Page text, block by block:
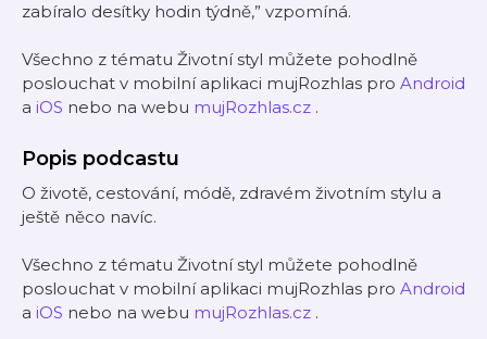
zabíralo desítky hodin týdně,” vzpomíná.
Všechno z tématu Životní styl můžete pohodlně
poslouchat v mobilní aplikaci mujRozhlas pro Android
a iOS nebo na webu mujRozhlas.cz .
Popis podcastu
O životě, cestování, módě, zdravém životním stylu a
ještě něco navíc.
Všechno z tématu Životní styl můžete pohodlně
poslouchat v mobilní aplikaci mujRozhlas pro Android
a iOS nebo na webu mujRozhlas.cz .